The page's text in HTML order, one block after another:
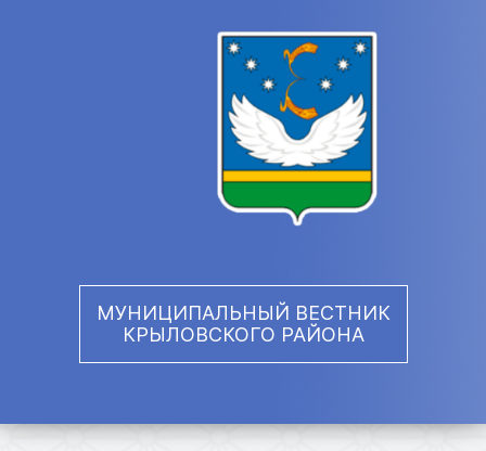
МУНИЦИПАЛЬНЫЙ ВЕСТНИК
КРЫЛОВСКОГО РАЙОНА